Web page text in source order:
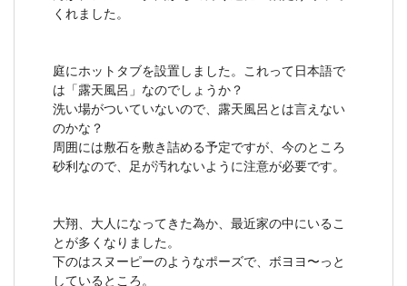
くれました。
庭にホットタブを設置しました。これって日本語で
は「露天風呂」なのでしょうか？
洗い場がついていないので、露天風呂とは言えない
のかな？
周囲には敷石を敷き詰める予定ですが、今のところ
砂利なので、足が汚れないように注意が必要です。
大翔、大人になってきた為か、最近家の中にいるこ
とが多くなりました。
下のはスヌーピーのようなポーズで、ボヨヨ〜っと
しているところ。